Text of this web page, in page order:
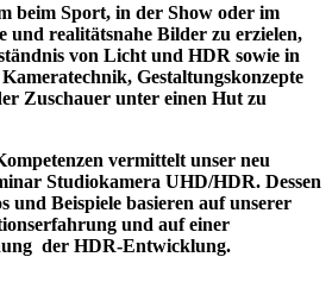
beim Sport, in der Show oder im
und realitätsnahe Bilder zu erzielen,
von Licht und HDR sowie in
Gestaltungskonzepte
Zuschauer unter einen Hut zu
vermittelt unser neu
Studiokamera UHD/HDR. Dessen
und Beispiele basieren auf unserer
und auf einer
der HDR-Entwicklung.